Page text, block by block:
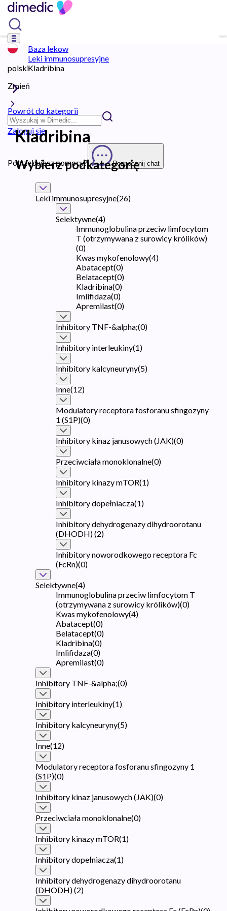
polski
Zmień
Zaloguj się
Potrzebujesz pomocy? Rozpocznij chat
Baza lekow
Leki immunosupresyjne
Kladribina
Powrót do kategorii
Kladribina
Wybierz podkategorię
Leki immunosupresyjne(26)
Selektywne(4)
Immunoglobulina przeciw limfocytom
T (otrzymywana z surowicy królików)
(0)
Kwas mykofenolowy(4)
Abatacept(0)
Belatacept(0)
Kladribina(0)
Imlifidaza(0)
Apremilast(0)
Inhibitory TNF-&alpha;(0)
Inhibitory interleukiny(1)
Inhibitory kalcyneuryny(5)
Inne(12)
Modulatory receptora fosforanu sfingozyny
1 (S1P)(0)
Inhibitory kinaz janusowych (JAK)(0)
Przeciwciała monoklonalne(0)
Inhibitory kinazy mTOR(1)
Inhibitory dopełniacza(1)
Inhibitory dehydrogenazy dihydroorotanu
(DHODH)(2)
Inhibitory noworodkowego receptora Fc
(FcRn)(0)
Selektywne(4)
Immunoglobulina przeciw limfocytom T
(otrzymywana z surowicy królików)(0)
Kwas mykofenolowy(4)
Abatacept(0)
Belatacept(0)
Kladribina(0)
Imlifidaza(0)
Apremilast(0)
Inhibitory TNF-&alpha;(0)
Inhibitory interleukiny(1)
Inhibitory kalcyneuryny(5)
Inne(12)
Modulatory receptora fosforanu sfingozyny 1
(S1P)(0)
Inhibitory kinaz janusowych (JAK)(0)
Przeciwciała monoklonalne(0)
Inhibitory kinazy mTOR(1)
Inhibitory dopełniacza(1)
Inhibitory dehydrogenazy dihydroorotanu
(DHODH)(2)